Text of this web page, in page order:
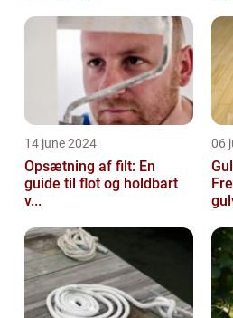
14 june 2024
Opsætning af filt: En
guide til flot og holdbart
v...
06